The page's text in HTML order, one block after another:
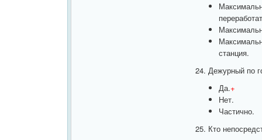
станция.
24. Дежурный по
Да.+
Нет.
Частично.
25. Кто